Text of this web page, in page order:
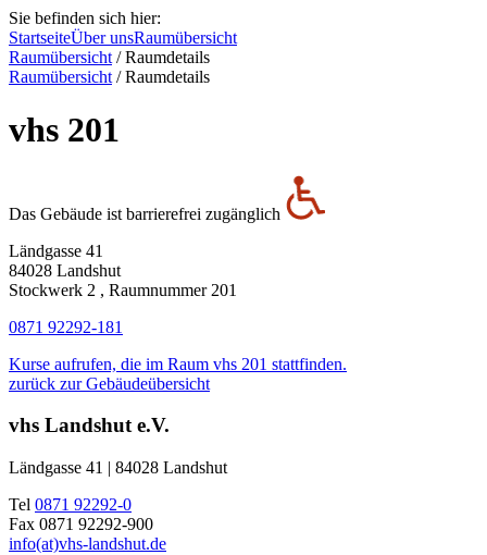
Sie befinden sich hier:
StartseiteÜber unsRaumübersicht
Raumübersicht /Raumdetails
Raumübersicht /Raumdetails
vhs 201
Das Gebäude ist barrierefrei zugänglich
Ländgasse 41
84028 Landshut
Stockwerk 2 , Raumnummer 201
0871 92292-181
Kurse aufrufen, die im Raum vhs 201 stattfinden.
zurück zur Gebäudeübersicht
vhs Landshut e.V.
Ländgasse 41 | 84028 Landshut
Tel 0871 92292-0
Fax 0871 92292-900
info(at)vhs-landshut.de